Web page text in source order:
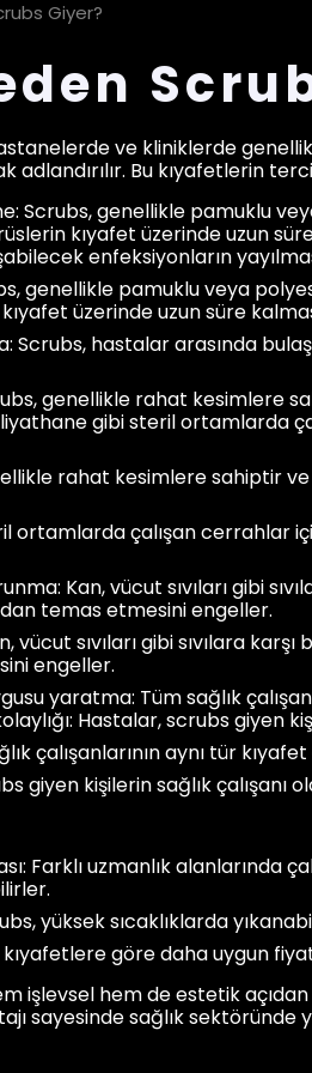
Giyer?
ve kliniklerde
Bu kıyafetlerin
Scrubs, genellikle pamuklu
kıyafet üzerinde uzun
enfeksiyonların
genellikle pamuklu veya
üzerinde uzun süre
Scrubs, hastalar arasında
genellikle rahat kesimlere
gibi steril ortamlarda
rahat kesimlere sahiptir
ortamlarda çalışan cerrahlar
Kan, vücut sıvıları gibi
temas etmesini engeller.
vücut sıvıları gibi sıvılara
engeller.
yaratma: Tüm sağlık
Hastalar, scrubs giyen
çalışanlarının aynı tür
giyen kişilerin sağlık çalışanı
Farklı uzmanlık alanlarında
yüksek sıcaklıklarda
göre daha uygun
işlevsel hem de estetik
sayesinde sağlık sektöründe